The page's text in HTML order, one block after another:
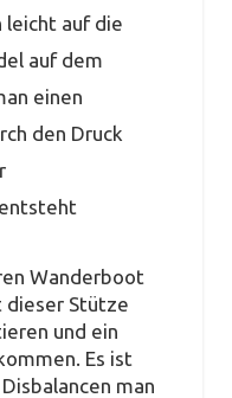
leicht auf die
auf dem
einen
den Druck
Wanderboot
dieser Stütze
und ein
Es ist
man